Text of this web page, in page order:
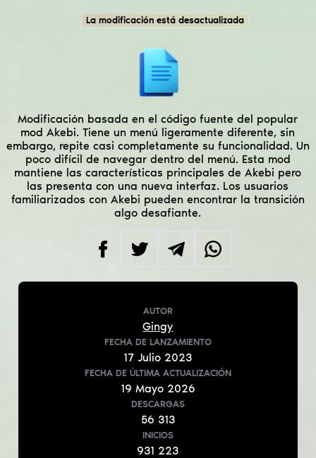
La modificación está desactualizada
Modificación basada en el código fuente del popular
mod Akebi. Tiene un menú ligeramente diferente, sin
embargo, repite casi completamente su funcionalidad. Un
poco difícil de navegar dentro del menú. Esta mod
mantiene las características principales de Akebi pero
las presenta con una nueva interfaz. Los usuarios
familiarizados con Akebi pueden encontrar la transición
algo desafiante.
AUTOR
Gingy
FECHA DE LANZAMIENTO
17Julio 2023
FECHA DE ÚLTIMA ACTUALIZACIÓN
19 Mayo2026
DESCARGAS
56 313
INICIOS
931 223